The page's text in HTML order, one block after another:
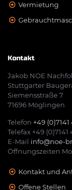
Vermietung
Kontakt
Jakob NOE
Stuttgarter
Siemensstraße 7
71696 Möglingen
Telefon +49
Telefax +49 (0)7141
E-Mail info@noe-
Öffnungszeiten
Kontakt und
Offene Stellen